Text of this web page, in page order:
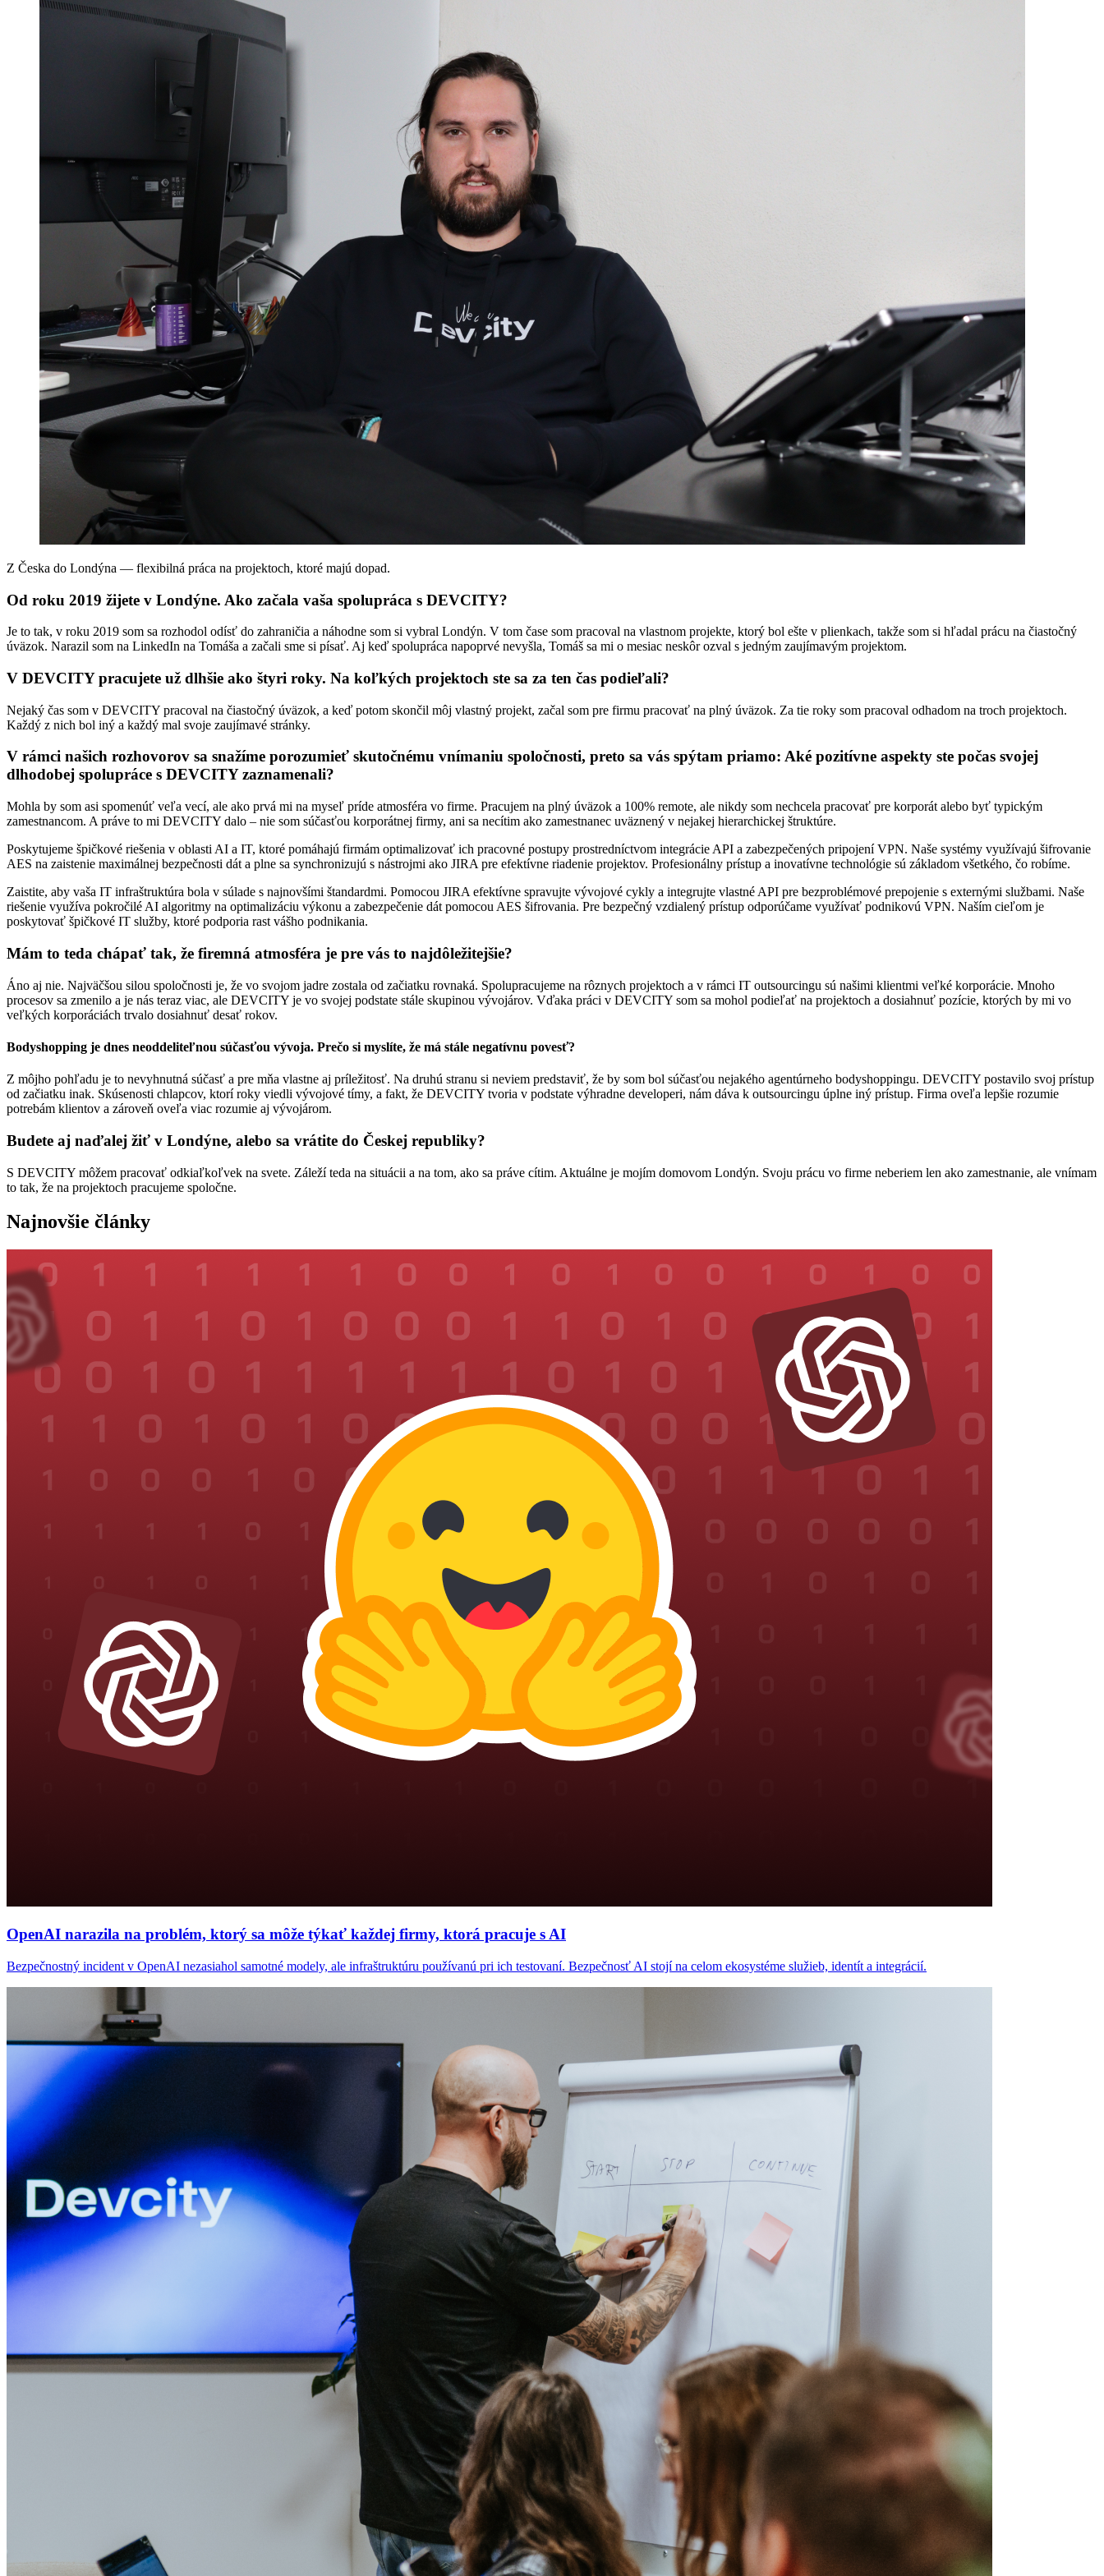
Z Česka do Londýna — flexibilná práca na projektoch, ktoré majú dopad.
Od roku 2019 žijete v Londýne. Ako začala vaša spolupráca s DEVCITY?
Je to tak, v roku 2019 som sa rozhodol odísť do zahraničia a náhodne som si vybral Londýn. V tom čase som pracoval na vlastnom projekte, ktorý bol ešte v plienkach, takže som si hľadal prácu na čiastočný
úväzok. Narazil som na LinkedIn na Tomáša a začali sme si písať. Aj keď spolupráca napoprvé nevyšla, Tomáš sa mi o mesiac neskôr ozval s jedným zaujímavým projektom.
V DEVCITY pracujete už dlhšie ako štyri roky. Na koľkých projektoch ste sa za ten čas podieľali?
Nejaký čas som v DEVCITY pracoval na čiastočný úväzok, a keď potom skončil môj vlastný projekt, začal som pre firmu pracovať na plný úväzok. Za tie roky som pracoval odhadom na troch projektoch.
Každý z nich bol iný a každý mal svoje zaujímavé stránky.
V rámci našich rozhovorov sa snažíme porozumieť skutočnému vnímaniu spoločnosti, preto sa vás spýtam priamo: Aké pozitívne aspekty ste počas svojej
dlhodobej spolupráce s DEVCITY zaznamenali?
Mohla by som asi spomenúť veľa vecí, ale ako prvá mi na myseľ príde atmosféra vo firme. Pracujem na plný úväzok a 100% remote, ale nikdy som nechcela pracovať pre korporát alebo byť typickým
zamestnancom. A práve to mi DEVCITY dalo – nie som súčasťou korporátnej firmy, ani sa necítim ako zamestnanec uväznený v nejakej hierarchickej štruktúre.
Poskytujeme špičkové riešenia v oblasti AI a IT, ktoré pomáhajú firmám optimalizovať ich pracovné postupy prostredníctvom integrácie API a zabezpečených pripojení VPN. Naše systémy využívajú šifrovanie
AES na zaistenie maximálnej bezpečnosti dát a plne sa synchronizujú s nástrojmi ako JIRA pre efektívne riadenie projektov. Profesionálny prístup a inovatívne technológie sú základom všetkého, čo robíme.
Zaistite, aby vaša IT infraštruktúra bola v súlade s najnovšími štandardmi. Pomocou JIRA efektívne spravujte vývojové cykly a integrujte vlastné API pre bezproblémové prepojenie s externými službami. Naše
riešenie využíva pokročilé AI algoritmy na optimalizáciu výkonu a zabezpečenie dát pomocou AES šifrovania. Pre bezpečný vzdialený prístup odporúčame využívať podnikovú VPN. Naším cieľom je
poskytovať špičkové IT služby, ktoré podporia rast vášho podnikania.
Mám to teda chápať tak, že firemná atmosféra je pre vás to najdôležitejšie?
Áno aj nie. Najväčšou silou spoločnosti je, že vo svojom jadre zostala od začiatku rovnaká. Spolupracujeme na rôznych projektoch a v rámci IT outsourcingu sú našimi klientmi veľké korporácie. Mnoho
procesov sa zmenilo a je nás teraz viac, ale DEVCITY je vo svojej podstate stále skupinou vývojárov. Vďaka práci v DEVCITY som sa mohol podieľať na projektoch a dosiahnuť pozície, ktorých by mi vo
veľkých korporáciách trvalo dosiahnuť desať rokov.
Bodyshopping je dnes neoddeliteľnou súčasťou vývoja. Prečo si myslíte, že má stále negatívnu povesť?
Z môjho pohľadu je to nevyhnutná súčasť a pre mňa vlastne aj príležitosť. Na druhú stranu si neviem predstaviť, že by som bol súčasťou nejakého agentúrneho bodyshoppingu. DEVCITY postavilo svoj prístup
od začiatku inak. Skúsenosti chlapcov, ktorí roky viedli vývojové tímy, a fakt, že DEVCITY tvoria v podstate výhradne developeri, nám dáva k outsourcingu úplne iný prístup. Firma oveľa lepšie rozumie
potrebám klientov a zároveň oveľa viac rozumie aj vývojárom.
Budete aj naďalej žiť v Londýne, alebo sa vrátite do Českej republiky?
S DEVCITY môžem pracovať odkiaľkoľvek na svete. Záleží teda na situácii a na tom, ako sa práve cítim. Aktuálne je mojím domovom Londýn. Svoju prácu vo firme neberiem len ako zamestnanie, ale vnímam
to tak, že na projektoch pracujeme spoločne.
Najnovšie články
OpenAI narazila na problém, ktorý sa môže týkať každej firmy, ktorá pracuje s AI
Bezpečnostný incident v OpenAI nezasiahol samotné modely, ale infraštruktúru používanú pri ich testovaní. Bezpečnosť AI stojí na celom ekosystéme služieb, identít a integrácií.